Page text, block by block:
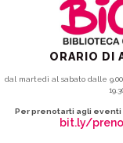
ORARIO DI
dal martedì al sabato dalle
Per prenotarti agli eventi
bit.ly/